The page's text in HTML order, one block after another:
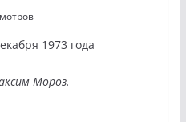
1973 года
Мороз.